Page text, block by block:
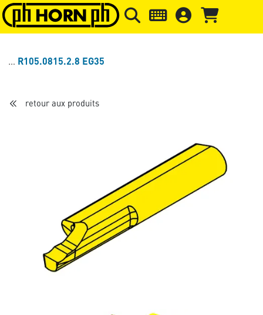
Skip to main content Passer à l'en-tête de la page
R105.0815.2.8 EG35
retour aux produits